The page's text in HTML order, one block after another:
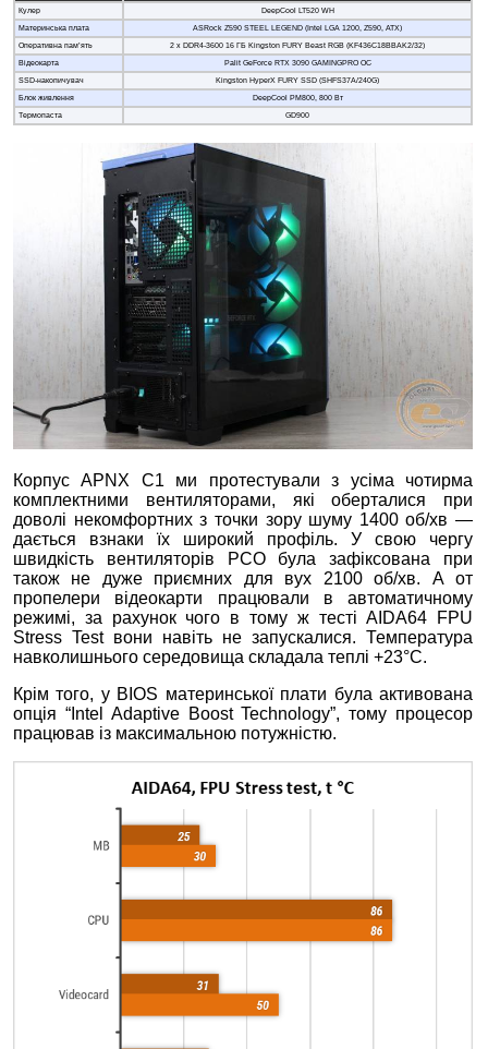
Кулер
DeepCool LT520 WH
Материнська плата
ASRock Z590 STEEL LEGEND (Intel LGA 1200, Z590, ATX)
Оперативна пам’ять
2 x DDR4-3600 16 ГБ Kingston FURY Beast RGB (KF436C18BBAK2/32)
Відеокарта
Palit GeForce RTX 3090 GAMINGPRO OC
SSD-накопичувач
Kingston HyperX FURY SSD (SHFS37A/240G)
Блок живлення
DeepCool PM800, 800 Вт
Термопаста
GD900
Корпус APNX C1 ми протестували з усіма чотирма
комплектними вентиляторами, які оберталися при
доволі некомфортних з точки зору шуму 1400 об/хв —
дається взнаки їх широкий профіль. У свою чергу
швидкість вентиляторів РСО була зафіксована при
також не дуже приємних для вух 2100 об/хв. А от
пропелери відеокарти працювали в автоматичному
режимі, за рахунок чого в тому ж тесті AIDA64 FPU
Stress Test вони навіть не запускалися. Температура
навколишнього середовища складала теплі +23°C.
Крім того, у BIOS материнської плати була активована
опція “Intel Adaptive Boost Technology”, тому процесор
працював із максимальною потужністю.